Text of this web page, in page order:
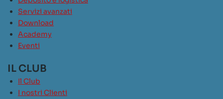
Servizi avanzati
Download
Academy
Eventi
IL CLUB
Il Club
I nostri Clienti